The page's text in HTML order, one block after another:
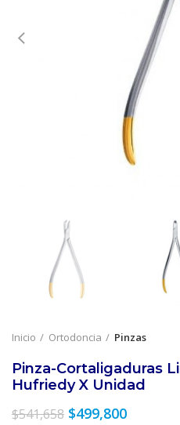
Inicio Ortodoncia Pinzas
Pinza-Cortaligaduras
Hufriedy X Unidad
$541,658 El
$499,800El